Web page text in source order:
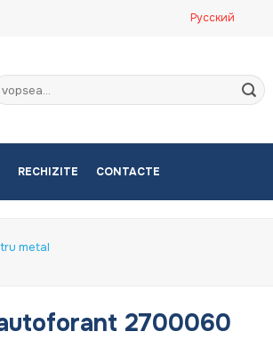
Русский
RECHIZITE CONTACTE
metal
2700060